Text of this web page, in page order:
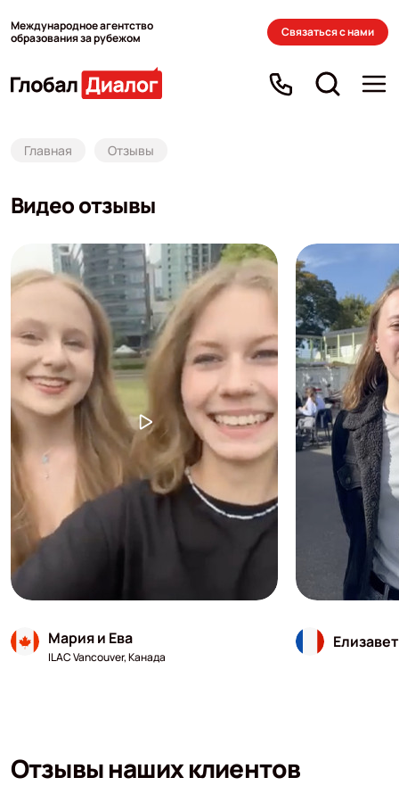
Международное агентство
образования за рубежом
Связаться с нами
Главная Отзывы
Видео отзывы
Мария и Ева
ILAC Vancouver, Канада
Отзывы наших клиентов